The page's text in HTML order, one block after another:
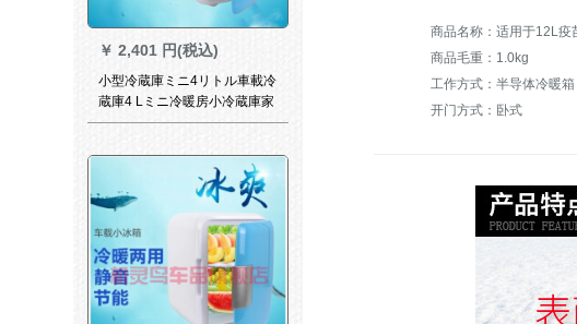
￥ 2,401 円(税込)
小型冷蔵庫ミニ4リトル車載冷
蔵庫4 Lミニ冷暖房小冷蔵庫家
兼用小型寮家庭用冷蔵加熱箱
商品毛重：1.0kg
工作方式：半导体冷暖箱
开门方式：卧式